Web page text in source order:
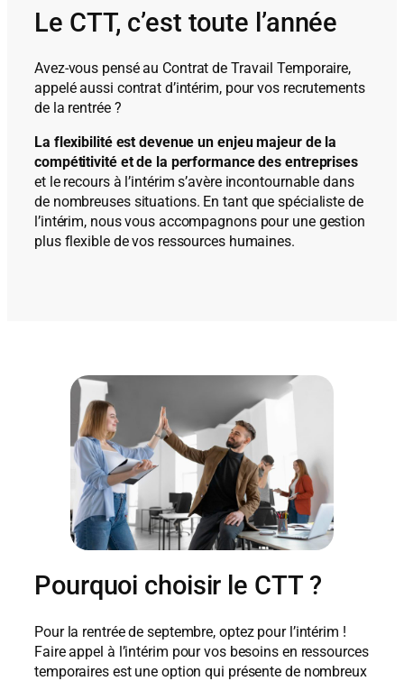
Le CTT, c’est toute l’année
Avez-vous pensé au Contrat de Travail Temporaire,
appelé aussi contrat d’intérim, pour vos recrutements
de la rentrée ?
La flexibilité est devenue un enjeu majeur de la
compétitivité et de la performance des entreprises
et le recours à l’intérim s’avère incontournable dans
de nombreuses situations. En tant que spécialiste de
l’intérim, nous vous accompagnons pour une gestion
plus flexible de vos ressources humaines.
Pourquoi choisir le CTT ?
Pour la rentrée de septembre, optez pour l’intérim !
Faire appel à l’intérim pour vos besoins en ressources
temporaires est une option qui présente de nombreux